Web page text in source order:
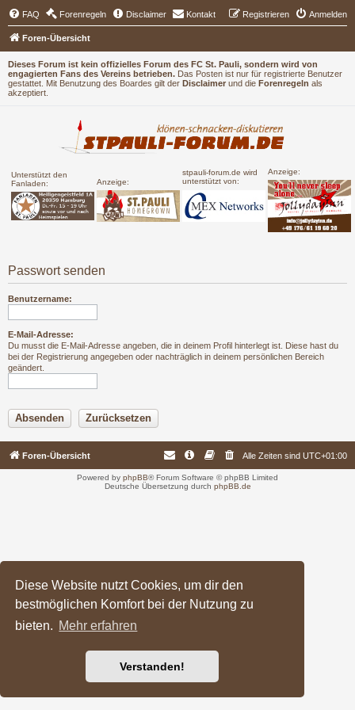
Diese Website nutzt Cookies, um dir den
bestmöglichen Komfort bei der Nutzung zu
bieten. Mehr erfahren
Verstanden!
Dieses Forum ist kein offizielles Forum des FC St. Pauli, sondern wird von
engagierten Fans des Vereins betrieben. Das Posten ist nur für registrierte Benutzer
gestattet. Mit Benutzung des Boardes gilt der Disclaimer und die Forenregeln als
akzeptiert.
Unterstützt den
Fanladen:
Anzeige:
stpauli-forum.de wird
unterstützt von:
Anzeige:
FAQ Forenregeln Disclaimer Kontakt Anmelden
Registrieren
Foren-Übersicht
Passwort senden
Benutzername:
E-Mail-Adresse:
Du musst die E-Mail-Adresse angeben, die in deinem Profil hinterlegt ist. Diese hast du
bei der Registrierung angegeben oder nachträglich in deinem persönlichen Bereich
geändert.
Foren-Übersicht Alle Zeiten sind UTC+01:00
Powered by phpBB® Forum Software © phpBB Limited
Deutsche Übersetzung durch phpBB.de